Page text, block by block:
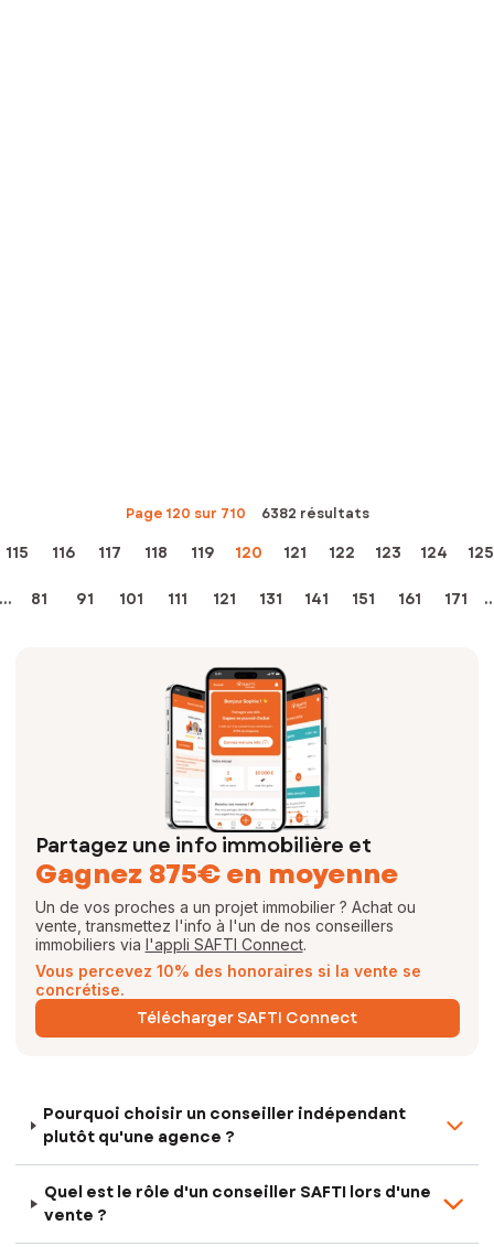
Page 120 sur 710 6382 résultats
115 116 117 118 119 120 121 122 123 124 125
... 81 91 101 111 121 131 141 151 161 171
Partagez une info immobilière et
Gagnez 875€ en moyenne
Un de vos proches a un projet immobilier ? Achat ou
vente, transmettez l'info à l'un de nos conseillers
immobiliers via l'appli SAFTI Connect.
Vous percevez 10% des honoraires si la vente se
concrétise.
Télécharger SAFTI Connect
Pourquoi choisir un conseiller indépendant
plutôt qu'une agence ?
Quel est le rôle d'un conseiller SAFTI lors d'une
vente ?